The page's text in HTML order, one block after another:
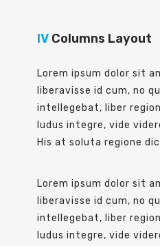
IV Columns Layout
Lorem ipsum dolor sit
liberavisse id cum, no
intellegebat, liber
ludus integre, vide
His at soluta regione
Lorem ipsum dolor sit
liberavisse id cum, no
intellegebat, liber
ludus integre, vide